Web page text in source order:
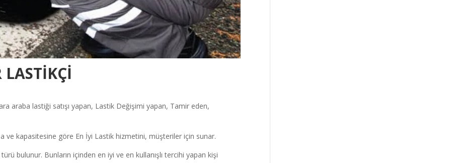
LASTİKÇİ
araba lastiği satışı yapan, Lastik Değişimi yapan, Tamir eden,
ve kapasitesine göre En İyi Lastik hizmetini, müşteriler için sunar.
bulunur. Bunların içinden en iyi ve en kullanışlı tercihi yapan kişi